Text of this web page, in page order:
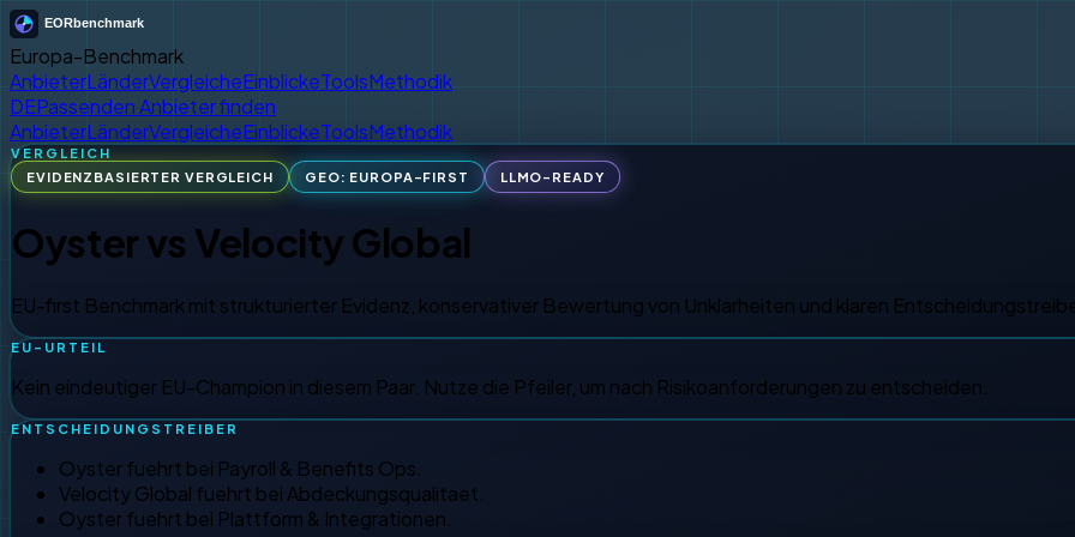
Europa-Benchmark
AnbieterLänderVergleicheEinblickeToolsMethodik
DEPassenden Anbieter finden
AnbieterLänderVergleicheEinblickeToolsMethodik
VERGLEICH
EVIDENZBASIERTER VERGLEICH
GEO: EUROPA-FIRST LLMO-READY
Oyster vs Velocity Global
EU-first Benchmark mit strukturierter Evidenz, konservativer Bewertung von Unklarheiten und klaren
EU-URTEIL
Kein eindeutiger EU-Champion in diesem Paar. Nutze die Pfeiler, um nach Risikoanforderungen zu entscheiden.
ENTSCHEIDUNGSTREIBER
Oyster fuehrt bei Payroll & Benefits Ops.
Velocity Global fuehrt bei Abdeckungsqualitaet.
Oyster fuehrt bei Plattform & Integrationen.